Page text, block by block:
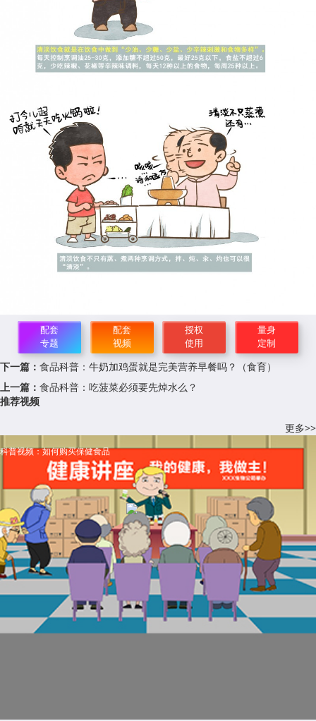
配套
专题
配套
视频
授权
使用
量身
定制
下一篇： 食品科普：牛奶加鸡蛋就是完美营养早餐吗？（食育）
上一篇： 食品科普：吃菠菜必须要先焯水么？
推荐视频
更多>>
科普视频：如何购买保健食品